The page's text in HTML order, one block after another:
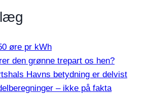
øre pr kWh
den grønne trepart os hen?
Havns betydning er delvist
– ikke på fakta